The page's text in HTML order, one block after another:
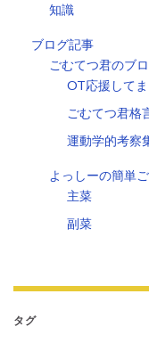
知識
ブログ記事
ごむてつ君のブ
OT応援して
ごむてつ君格
運動学的考察
よっしーの簡単
主菜
副菜
タグ